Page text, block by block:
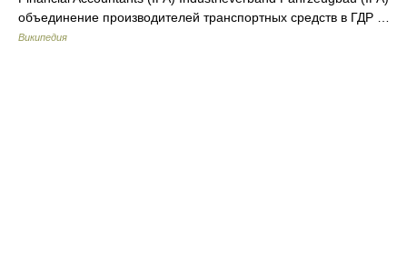
объединение производителей транспортных средств в ГДР …
Википедия